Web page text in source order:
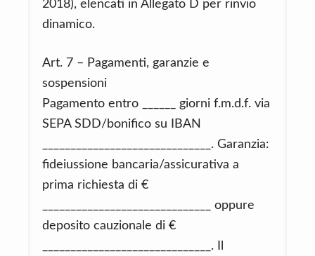
2018), elencati in Allegato D per rinvio
dinamico.
Art. 7 – Pagamenti, garanzie e
sospensioni
Pagamento entro ______ giorni f.m.d.f. via
SEPA SDD/bonifico su IBAN
______________________________. Garanzia:
fideiussione bancaria/assicurativa a
prima richiesta di €
______________________________ oppure
deposito cauzionale di €
______________________________. Il